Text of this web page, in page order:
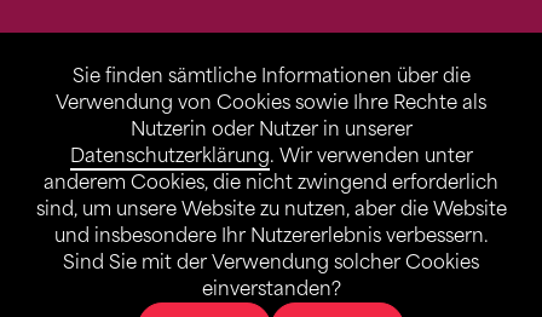
Sie finden sämtliche Informationen über die
Verwendung von Cookies sowie Ihre Rechte als
Nutzerin oder Nutzer in unserer
Datenschutzerklärung. Wir verwenden unter
anderem Cookies, die nicht zwingend erforderlich
sind, um unsere Website zu nutzen, aber die Website
und insbesondere Ihr Nutzererlebnis verbessern.
Sind Sie mit der Verwendung solcher Cookies
einverstanden?